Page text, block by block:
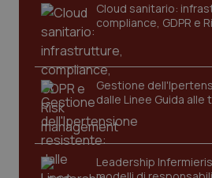
Cloud sanitario:
compliance, GDPR e
Gestione
dalle Linee Guida
Leadership
CookieScriptConsent